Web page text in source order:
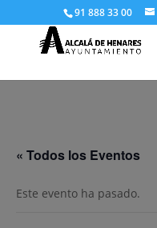
91 888 33 00
« Todos los Eventos
Este evento ha pasado.